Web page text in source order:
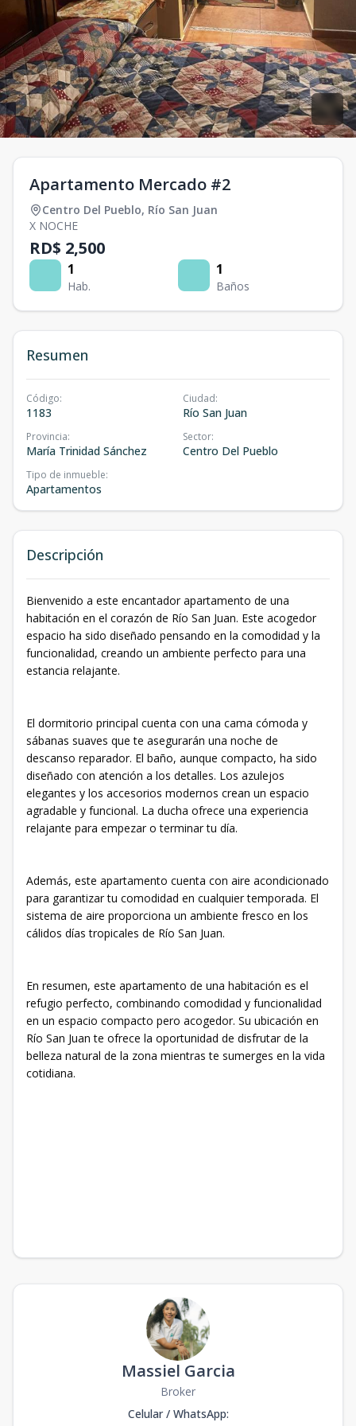
Apartamento Mercado #2
Centro Del Pueblo, Río San Juan
X NOCHE
RD$ 2,500
1
Hab.
1
Baños
Resumen
Código:
1183
Ciudad:
Río San Juan
Provincia:
María Trinidad Sánchez
Sector:
Centro Del Pueblo
Tipo de inmueble:
Apartamentos
Descripción
Bienvenido a este encantador apartamento de una
habitación en el corazón de Río San Juan. Este acogedor
espacio ha sido diseñado pensando en la comodidad y la
funcionalidad, creando un ambiente perfecto para una
estancia relajante.
El dormitorio principal cuenta con una cama cómoda y
sábanas suaves que te asegurarán una noche de
descanso reparador. El baño, aunque compacto, ha sido
diseñado con atención a los detalles. Los azulejos
elegantes y los accesorios modernos crean un espacio
agradable y funcional. La ducha ofrece una experiencia
relajante para empezar o terminar tu día.
Además, este apartamento cuenta con aire acondicionado
para garantizar tu comodidad en cualquier temporada. El
sistema de aire proporciona un ambiente fresco en los
cálidos días tropicales de Río San Juan.
En resumen, este apartamento de una habitación es el
refugio perfecto, combinando comodidad y funcionalidad
en un espacio compacto pero acogedor. Su ubicación en
Río San Juan te ofrece la oportunidad de disfrutar de la
belleza natural de la zona mientras te sumerges en la vida
cotidiana.
Massiel Garcia
Broker
Celular / WhatsApp: